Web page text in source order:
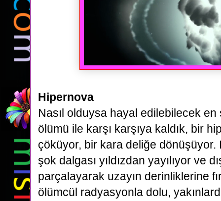
Hipernova
Nasıl olduysa hayal edilebilecek en
ölümü ile karşı karşıya kaldık, bir
çöküyor, bir kara deliğe dönüşüyor.
şok dalgası yıldızdan yayılıyor ve
parçalayarak uzayın derinliklerine
ölümcül radyasyonla dolu,